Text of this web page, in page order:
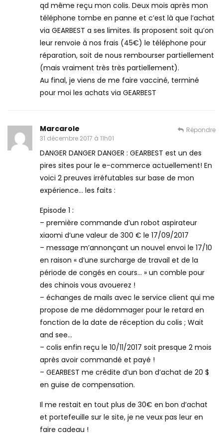
qd même reçu mon colis. Deux mois après mon
téléphone tombe en panne et c’est là que l’achat
via GEARBEST a ses limites. Ils proposent soit qu’on
leur renvoie à nos frais (45€) le téléphone pour
réparation, soit de nous rembourser partiellement
(mais vraiment très très partiellement).
Au final, je viens de me faire vacciné, terminé
pour moi les achats via GEARBEST
Marcarole
31 décembre 2017 à 11h01
DANGER DANGER DANGER : GEARBEST est un des
pires sites pour le e-commerce actuellement! En
voici 2 preuves irréfutables sur base de mon
expérience… les faits :
Episode 1 :
– première commande d’un robot aspirateur
xiaomi d’une valeur de 300 € le 17/09/2017
– message m’annonçant un nouvel envoi le 17/10
en raison « d’une surcharge de travail et de la
période de congés en cours… » un comble pour
des chinois vous avouerez !
– échanges de mails avec le service client qui me
propose de me dédommager pour le retard en
fonction de la date de réception du colis ; Wait
and see…
– colis enfin reçu le 10/11/2017 soit presque 2 mois
après avoir commandé et payé !
– GEARBEST me crédite d’un bon d’achat de 20 $
en guise de compensation.
Il me restait en tout plus de 30€ en bon d’achat
et portefeuille sur le site, je ne veux pas leur en
faire cadeau !
Répondre